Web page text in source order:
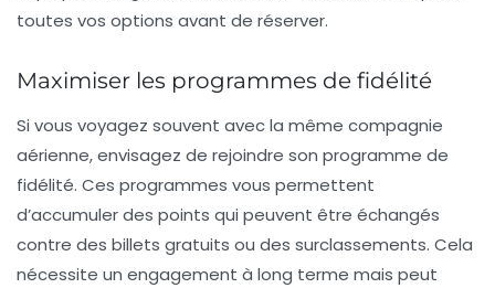
toutes vos options avant de réserver.
Maximiser les programmes de fidélité
Si vous voyagez souvent avec la même compagnie
aérienne, envisagez de rejoindre son programme de
fidélité. Ces programmes vous permettent
d’accumuler des points qui peuvent être échangés
contre des billets gratuits ou des surclassements. Cela
nécessite un engagement à long terme mais peut